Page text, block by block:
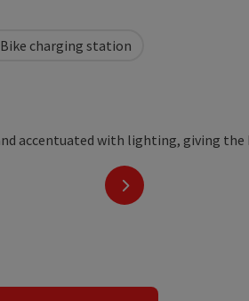
next slide
Bike charging station